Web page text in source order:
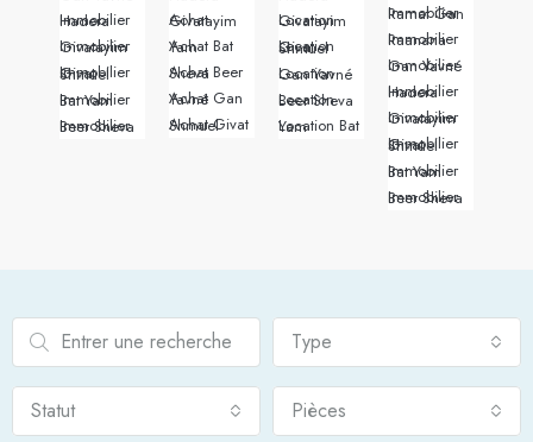
Immobilier Hadera
Immobilier Givatayim
Immobilier Givat Shmuel
Immobilier Bat Yam
Immobilier Beer Sheva
Achat Givatayim
Achat Bat Yam
Achat Beer Sheva
Achat Gan Yavné
Achat Givat Shmuel
Location Givatayim
Location Givat Shmuel
Location Gan Yavné
Location Beer Sheva
Location Bat Yam
Immobilier Ramat Gan
Immobilier Raanana
Immobilier Gan Yavné
Immobilier Hadera
Immobilier Givatayim
Immobilier Givat Shmuel
Immobilier Bat Yam
Immobilier Beer Sheva
Type
Statut Pièces